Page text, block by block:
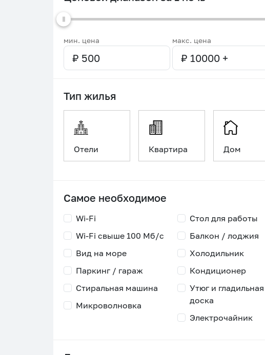
мин. цена макс. цена
Тип жилья
Отели Квартира Дом
Самое необходимое
Wi-Fi
Wi-Fi свыше 100 Мб/с
Стол для работы
Балкон / лоджия
Вид на море
Паркинг / гараж
Холодильник
Кондиционер
Стиральная машина
Микроволновка
Утюг и гладильная
доска
Электрочайник